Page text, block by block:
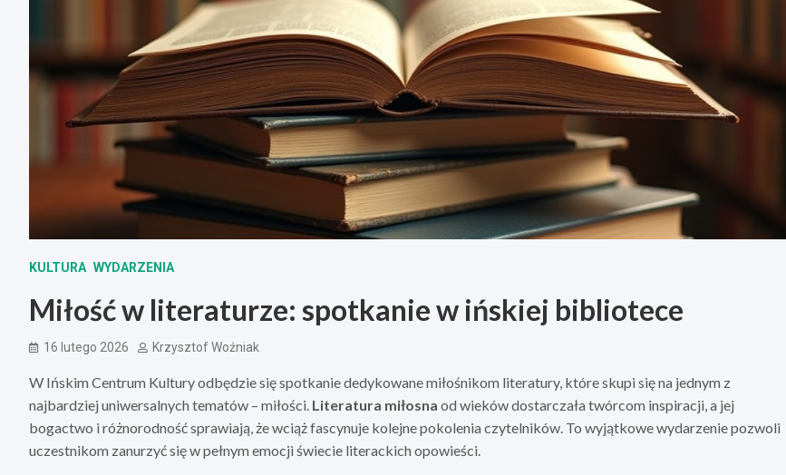
KULTURA WYDARZENIA
Miłość w literaturze: spotkanie w ińskiej bibliotece
16 lutego 2026 Krzysztof Woźniak
W Ińskim Centrum Kultury odbędzie się spotkanie dedykowane miłośnikom literatury, które skupi się na jednym z
najbardziej uniwersalnych tematów – miłości. Literatura miłosna od wieków dostarczała twórcom inspiracji, a jej
bogactwo i różnorodność sprawiają, że wciąż fascynuje kolejne pokolenia czytelników. To wyjątkowe wydarzenie pozwoli
uczestnikom zanurzyć się w pełnym emocji świecie literackich opowieści.